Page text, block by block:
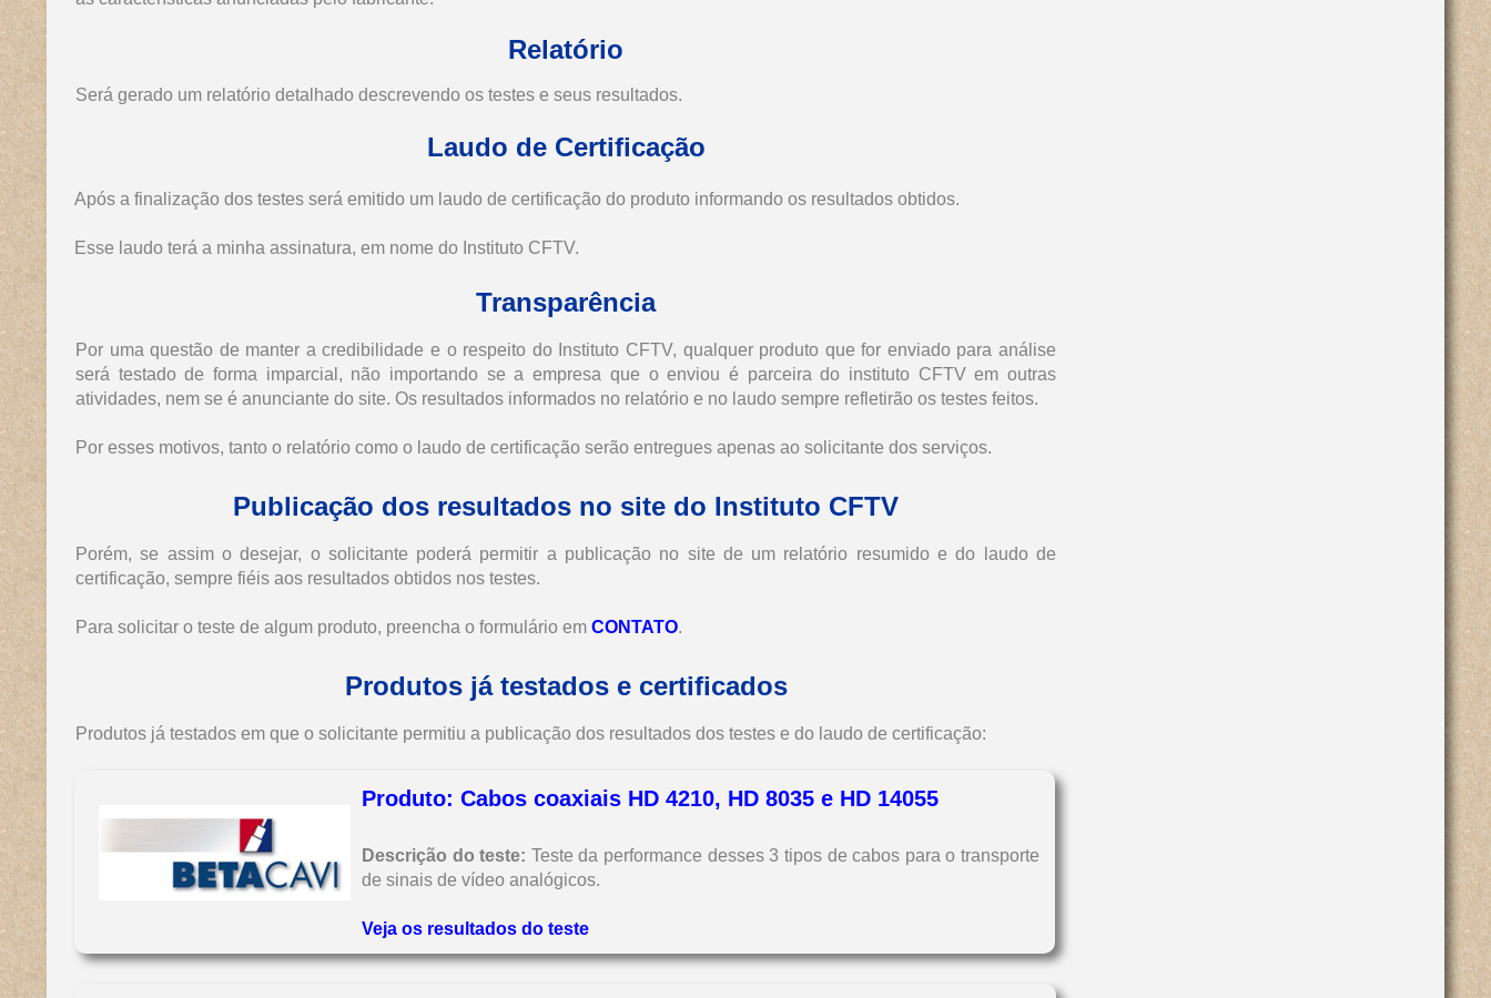
Relatório
Será gerado um relatório detalhado descrevendo os testes e seus resultados.
Laudo de Certificação
Após a finalização dos testes será emitido um laudo de certificação do produto informando os resultados obtidos.
Esse laudo terá a minha assinatura, em nome do Instituto CFTV.
Transparência
Por uma questão de manter a credibilidade e o respeito do Instituto CFTV, qualquer produto que for enviado para análise
será testado de forma imparcial, não importando se a empresa que o enviou é parceira do instituto CFTV em outras
atividades, nem se é anunciante do site. Os resultados informados no relatório e no laudo sempre refletirão os testes feitos.
Por esses motivos, tanto o relatório como o laudo de certificação serão entregues apenas ao solicitante dos serviços.
Publicação dos resultados no site do Instituto CFTV
Porém, se assim o desejar, o solicitante poderá permitir a publicação no site de um relatório resumido e do laudo de
certificação, sempre fiéis aos resultados obtidos nos testes.
Para solicitar o teste de algum produto, preencha o formulário em CONTATO.
Produtos já testados e certificados
Produtos já testados em que o solicitante permitiu a publicação dos resultados dos testes e do laudo de certificação:
Produto: Cabos coaxiais HD 4210, HD 8035 e HD 14055
Descrição do teste: Teste da performance desses 3 tipos de cabos para o transporte
de sinais de vídeo analógicos.
Veja os resultados do teste